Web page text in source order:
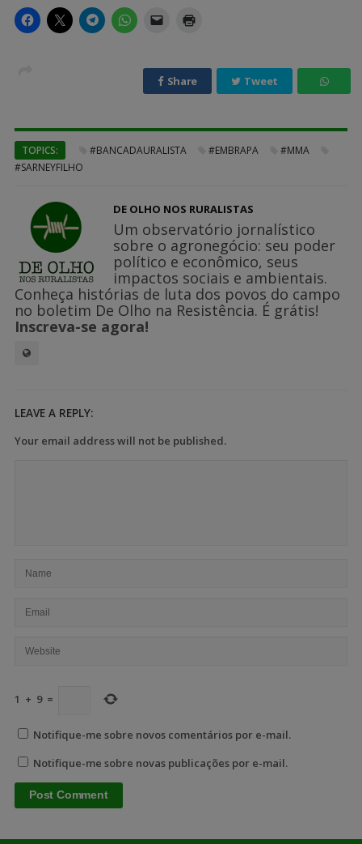
Share Tweet
TOPICS: #BANCADAURALISTA #EMBRAPA
#MMA
#SARNEYFILHO
DE OLHO NOS RURALISTAS
Um observatório jornalístico
sobre o agronegócio: seu poder
político e econômico, seus
impactos sociais e ambientais.
Conheça histórias de luta dos povos do campo
no boletim De Olho na Resistência. É grátis!
Inscreva-se agora!
LEAVE A REPLY:
Your email address will not be published.
1 + 9 =
Notifique-me sobre novos comentários por e-mail.
Notifique-me sobre novas publicações por e-mail.